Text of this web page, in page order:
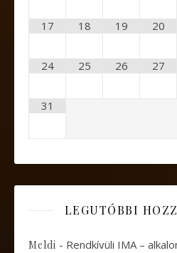
17 18 19 20
24 25 26 27
31
LEGUTÓBBI
Meldi - Rendkívüli IMA –